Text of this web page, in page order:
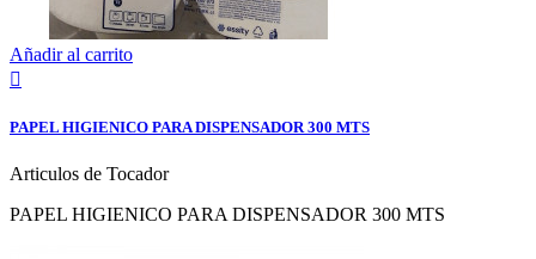
Añadir al carrito

PAPEL HIGIENICO PARA DISPENSADOR 300 MTS
Articulos de Tocador
PAPEL HIGIENICO PARA DISPENSADOR 300 MTS